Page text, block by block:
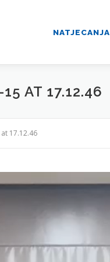
NATJECANJA
AT 17.12.46
17.12.46